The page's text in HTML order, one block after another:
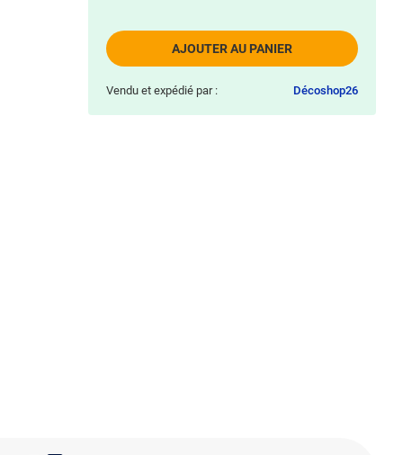
AJOUTER AU PANIER
Vendu et expédié par : Décoshop26